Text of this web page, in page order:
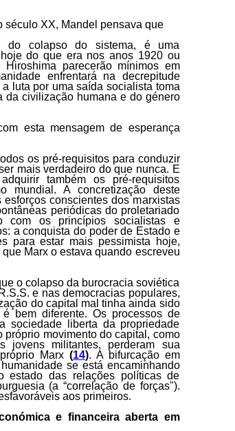
século XX, Mandel pensava que
do colapso do sistema, é uma
do que era nos anos 1920 ou
parecerão mínimos em
enfrentará na decrepitude
luta por uma saída socialista toma
da civilização humana e do género
esta mensagem de esperança
os pré-requisitos para conduzir
mais verdadeiro do que nunca. E
também os pré-requisitos
mundial. A concretização deste
conscientes dos marxistas
periódicas do proletariado
com os princípios socialistas e
a conquista do poder de Estado e
para estar mais pessimista hoje,
Marx o estava quando escreveu
o colapso da burocracia soviética
e nas democracias populares,
do capital mal tinha ainda sido
bem diferente. Os processos de
sociedade liberta da propriedade
próprio movimento do capital, como
jovens militantes, perderam sua
Marx (14). A bifurcação em
se está encaminhando
estado das relações políticas de
(a “correlação de forças").
aos primeiros.
e financeira aberta em